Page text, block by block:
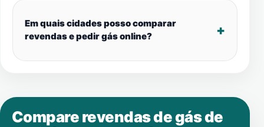
Em quais cidades posso comparar
revendas e pedir gás online?
Compare revendas de gás de